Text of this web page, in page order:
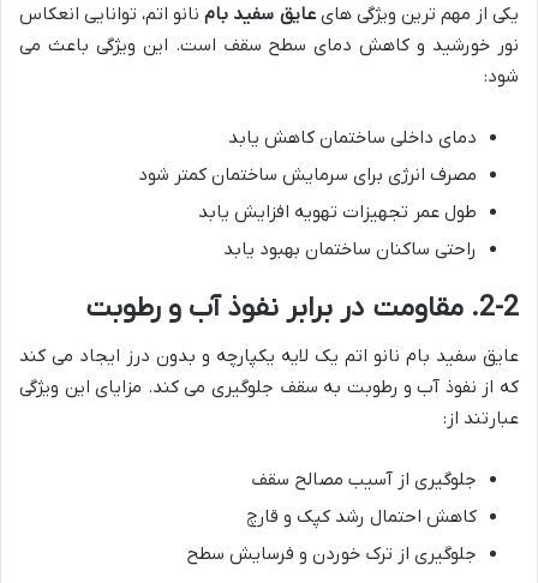
یکی از مهم ترین ویژگی هایعایق سفید بامنانو اتم، توانایی انعکاس
نور خورشید و کاهش دمای سطح سقف است. این ویژگی باعث می
شود:
دمای داخلی ساختمان کاهش یابد
مصرف انرژی برای سرمایش ساختمان کمتر شود
طول عمر تجهیزات تهویه افزایش یابد
راحتی ساکنان ساختمان بهبود یابد
2-2. مقاومت در برابر نفوذ آب و رطوبت
عایق سفید بام نانو اتم یک لایه یکپارچه و بدون درز ایجاد می کند
که از نفوذ آب و رطوبت به سقف جلوگیری می کند. مزایای این ویژگی
عبارتند از:
جلوگیری از آسیب مصالح سقف
کاهش احتمال رشد کپک و قارچ
جلوگیری از ترک خوردن و فرسایش سطح